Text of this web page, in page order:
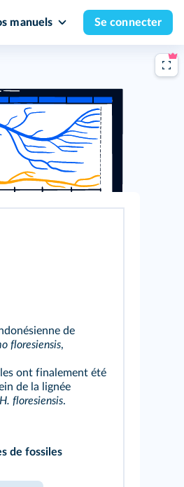
manuels Se connecter
de
floresiensis,
ont finalement été
de la lignée
H. floresiensis.
de fossiles